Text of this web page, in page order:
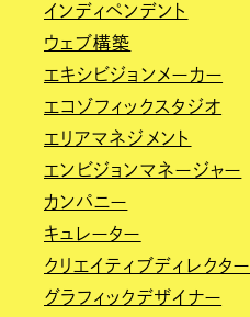
インディペンデント
ウェブ構築
エキシビジョンメーカー
エコゾフィックスタジオ
エリアマネジメント
エンビジョンマネージャー
カンパニー
キュレーター
クリエイティブディレクター
グラフィックデザイナー